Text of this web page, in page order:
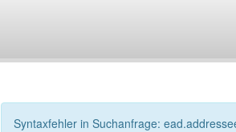
Syntaxfehler in Suchanfrage: